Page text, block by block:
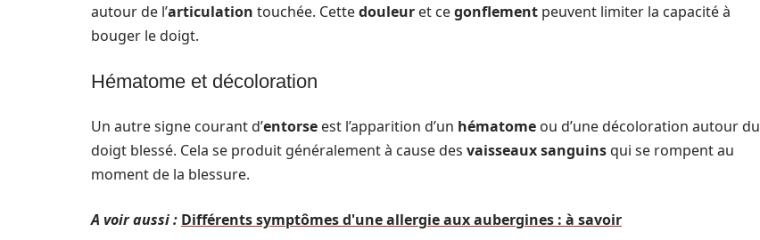
autour de l’articulation touchée. Cettedouleur et cegonflement peuvent limiter la capacité à
bouger le doigt.
Hématome et décoloration
Un autre signe courant d’entorse est l’apparition d’un hématome ou d’une décoloration autour du
doigt blessé. Cela se produit généralement à cause des vaisseaux sanguinsqui se rompent au
moment de la blessure.
A voir aussi : Différents symptômes d'une allergie aux aubergines : à savoir